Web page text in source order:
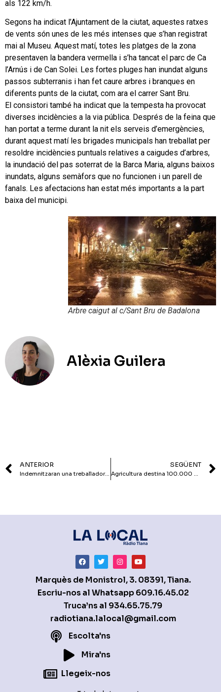
als 122 km/h.
Segons ha indicat l’Ajuntament de la ciutat, aquestes ratxes
de vents són unes de les més intenses que s’han registrat
mai al Museu. Aquest matí, totes les platges de la zona
presentaven la bandera vermella i s’ha tancat el parc de Ca
l’Arnús i de Can Solei. Les fortes pluges han inundat alguns
passos subterranis i han fet caure arbres i branques en
diferents punts de la ciutat, com ara el carrer Sant Bru.
El consistori també ha indicat que la tempesta ha provocat
diverses incidències a la via pública. Després de la feina que
han portat a terme durant la nit els serveis d’emergències,
durant aquest matí les brigades municipals han treballat per
resoldre incidències puntuals relatives a caigudes d’arbres,
la inundació del pas soterrat de la Barca Maria, alguns baixos
inundats, alguns semàfors que no funcionen i un parell de
fanals. Les afectacions han estat més importants a la part
baixa del municipi.
Arbre caigut al c/Sant Bru de Badalona
Alèxia Guilera
ANTERIOR
Indemnitzaran una treballadora de la residència Sant Cebrià, sancionada per haver anat a votar
SEGÜENT
Agricultura destina 100.000 euros per combatre la plaga dels pins del Maresme
Marquès de Monistrol, 3. 08391, Tiana.
Escriu-nos al Whatsapp609.16.45.02
Truca’ns al 934.65.75.79
radiotiana.lalocal@gmail.com
Escolta'ns
Mira'ns
Llegeix-nos